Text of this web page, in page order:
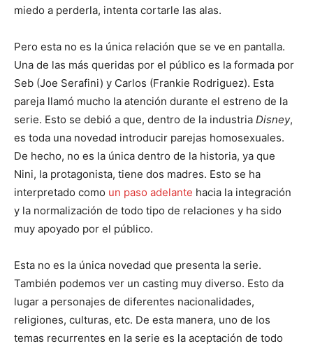
miedo a perderla, intenta cortarle las alas.
Pero esta no es la única relación que se ve en pantalla.
Una de las más queridas por el público es la formada por
Seb (Joe Serafini) y Carlos (Frankie Rodriguez). Esta
pareja llamó mucho la atención durante el estreno de la
serie. Esto se debió a que, dentro de la industria Disney,
es toda una novedad introducir parejas homosexuales.
De hecho, no es la única dentro de la historia, ya que
Nini, la protagonista, tiene dos madres. Esto se ha
interpretado como un paso adelante hacia la integración
y la normalización de todo tipo de relaciones y ha sido
muy apoyado por el público.
Esta no es la única novedad que presenta la serie.
También podemos ver un casting muy diverso. Esto da
lugar a personajes de diferentes nacionalidades,
religiones, culturas, etc. De esta manera, uno de los
temas recurrentes en la serie es la aceptación de todo